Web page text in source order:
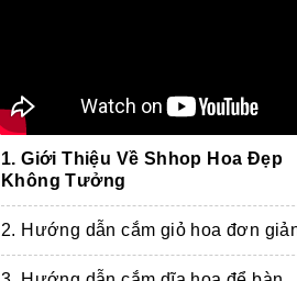
1. Giới Thiệu Về Shhop Hoa Đẹp
Không Tưởng
2. Hướng dẫn cắm giỏ hoa đơn